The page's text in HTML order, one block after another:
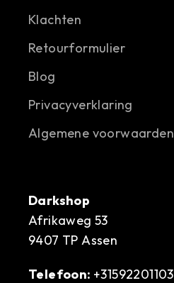
Klachten
Retourformulier
Blog
Privacyverklaring
Algemene voorwaarden
Darkshop
Afrikaweg 53
9407 TP Assen
Telefoon: +31592201103